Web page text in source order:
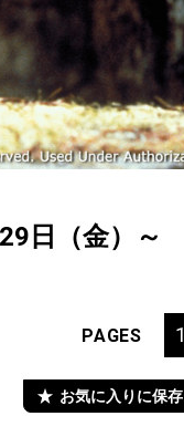
日（金）～
PAGES 1
お気に入りに保存